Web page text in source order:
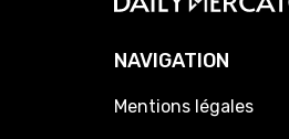
NAVIGATION
Mentions légales